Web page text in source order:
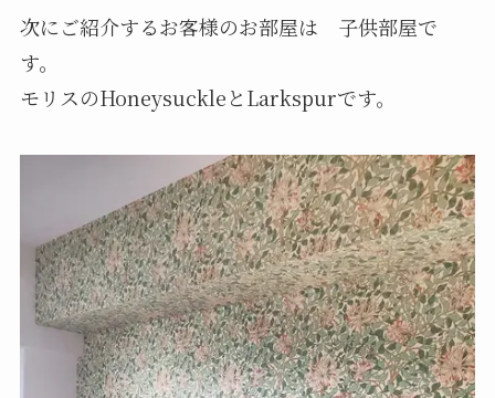
次にご紹介するお客様のお部屋は 子供部屋で
す。
モリスのHoneysuckleとLarkspurです。